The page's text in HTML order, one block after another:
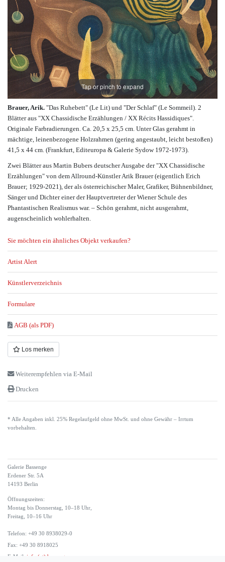
Tap or pinch to expand
Brauer, Arik. "Das Ruhebett" (Le Lit) und "Der Schlaf" (Le Sommeil). 2
Blätter aus "XX Chassidische Erzählungen / XX Récits Hassidiques".
Originale Farbradierungen. Ca. 20,5 x 25,5 cm. Unter Glas gerahmt in
mächtige, leinenbezogene Holzrahmen (gering angestaubt, leicht bestoßen)
41,5 x 44 cm. (Frankfurt, Editeuropa & Galerie Sydow 1972-1973).
Zwei Blätter aus Martin Bubers deutscher Ausgabe der "XX Chassidische
Erzählungen" von dem Allround-Künstler Arik Brauer (eigentlich Erich
Brauer; 1929-2021), der als österreichischer Maler, Grafiker, Bühnenbildner,
Sänger und Dichter einer der Hauptvertreter der Wiener Schule des
Phantastischen Realismus war. – Schön gerahmt, nicht ausgerahmt,
augenscheinlich wohlerhalten.
Sie möchten ein ähnliches Objekt verkaufen?
Artist Alert
Künstlerverzeichnis
Formulare
AGB (als PDF)
Los merken
Weiterempfehlen via E-Mail
Drucken
* Alle Angaben inkl. 25% Regelaufgeld ohne MwSt. und ohne Gewähr – Irrtum
vorbehalten.
Galerie Bassenge
Erdener Str. 5A
14193 Berlin
Öffnungszeiten:
Montag bis Donnerstag, 10–18 Uhr,
Freitag, 10–16 Uhr
Telefon: +49 30 8938029-0
Fax: +49 30 8918025
E-Mail: info (at) bassenge.com